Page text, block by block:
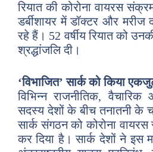
रियात की कोरोना वायरस
डर्बीशायर में डॉक्टर और मरीज
रहे हैं। 52 वर्षीय रियात को
श्रद्धांजलि दी।
‘विभाजित’ सार्क को किया
विभिन्न राजनीतिक, वैचारिक
सदस्य देशों के बीच तनातनी के
सार्क संगठन को कोरोना
कर दिया है। सार्क देशों ने इस